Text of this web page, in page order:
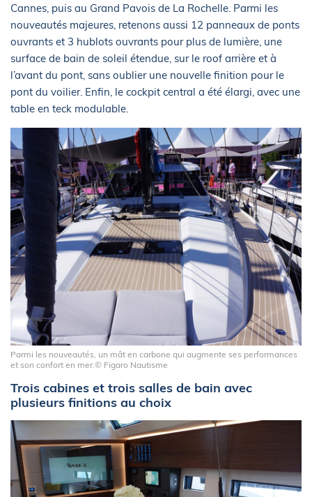
Cannes, puis au Grand Pavois de La Rochelle. Parmi les
nouveautés majeures, retenons aussi 12 panneaux de ponts
ouvrants et 3 hublots ouvrants pour plus de lumière, une
surface de bain de soleil étendue, sur le roof arrière et à
l’avant du pont, sans oublier une nouvelle finition pour le
pont du voilier. Enfin, le cockpit central a été élargi, avec une
table en teck modulable.
Parmi les nouveautés, un mât en carbone qui augmente ses performances
et son confort en mer.© Figaro Nautisme
Trois cabines et trois salles de bain avec
plusieurs finitions au choix